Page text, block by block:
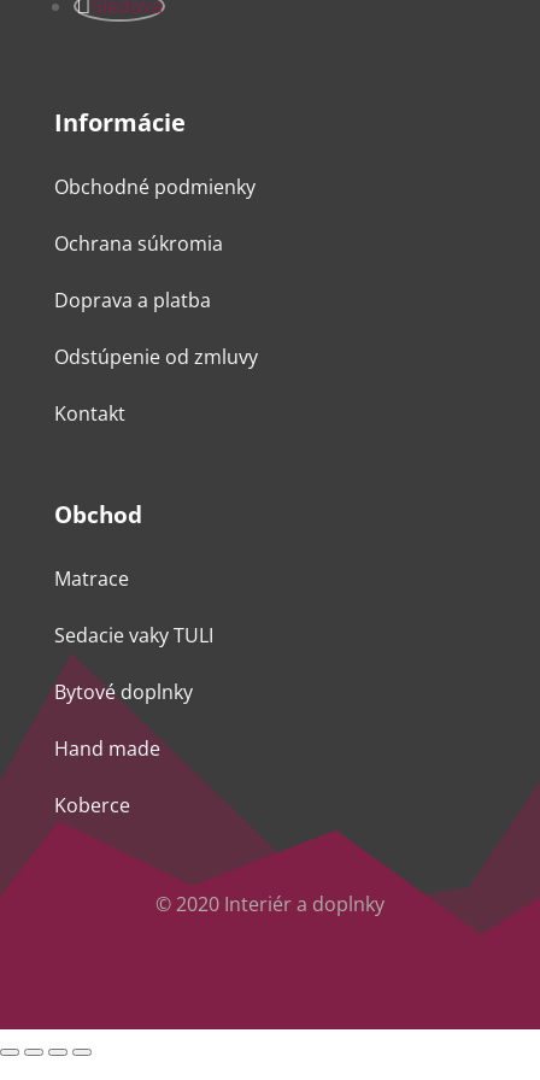
Sledova
Informácie
Obchodné podmienky
Ochrana súkromia
Doprava a platba
Odstúpenie od zmluvy
Kontakt
Obchod
Matrace
Sedacie vaky TULI
Bytové doplnky
Hand made
Koberce
© 2020 Interiér a doplnky